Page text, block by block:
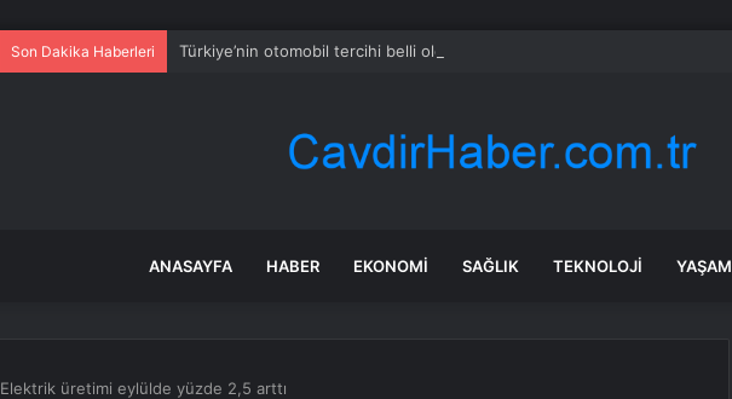
Son Dakika Haberleri Türkiye’nin otomobil tercihi belli oldu
ANASAYFA HABER EKONOMI SAĞLIK TEKNOLOJI YAŞAM
Elektrik üretimi eylülde yüzde 2,5 arttı